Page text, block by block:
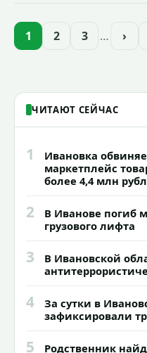
проекта
1 2 3 … ›
ЧИТАЮТ СЕЙЧАС
1
Ивановка
маркетплейс
более 4,4 млн
2
В Иванове погиб
грузового лифта
3
В Ивановской
4
За сутки в
зафиксировали
5 Родственник